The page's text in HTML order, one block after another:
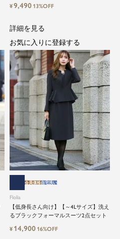
¥9,490 13%OFF
Flolia
【低身長さん向け】【～4Lサイズ】洗え
るブラックフォーマルスーツ2点セット
会員価格自宅洗い
¥ 14,900 16%OFF
詳細を見る
お気に入りに登録する